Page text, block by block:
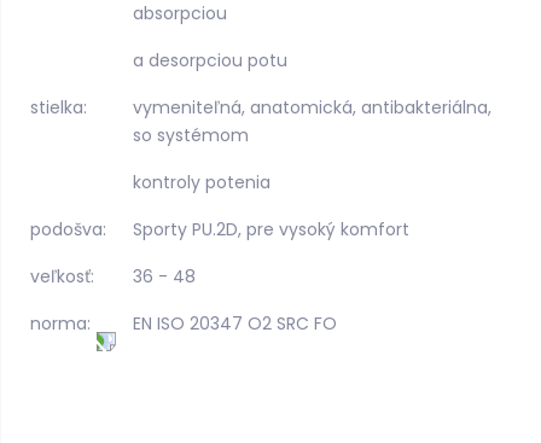
absorpciou
a desorpciou potu
stielka:
vymeniteľná, anatomická, antibakteriálna,
so systémom
kontroly potenia
podošva:
Sporty PU.2D, pre vysoký komfort
veľkosť:
36 - 48
norma:
EN ISO 20347 O2 SRC FO